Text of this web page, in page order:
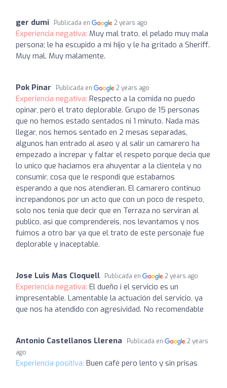
ger dumi Publicada en 2 years ago
Experiencia negativa: Muy mal trato, el pelado muy mala
persona; le ha escupido a mi hijo y le ha gritado a Sheriff.
Muy mal. Muy malamente.
Pok Pinar Publicada en 2 years ago
Experiencia negativa: Respecto a la comida no puedo
opinar, però el trato deplorable. Grupo de 15 personas
que no hemos estado sentados ni 1 minuto. Nada más
llegar, nos hemos sentado en 2 mesas separadas,
algunos han entrado al aseo y al salir un camarero ha
empezado a increpar y faltar el respeto porque decia que
lo unico que haciamos era ahuyentar a la clientela y no
consumir, cosa que le respondi que estabamos
esperando a que nos atendieran. El camarero continuo
increpandonos por un acto que con un poco de respeto,
solo nos tenia que decir que en Terraza no serviran al
publico, asi que comprendereis, nos levantamos y nos
fuimos a otro bar ya que el trato de este personaje fue
deplorable y inaceptable.
Jose Luis Mas Cloquell Publicada en 2 years ago
Experiencia negativa: El dueño i el servicio es un
impresentable. Lamentable la actuación del servicio, ya
que nos ha atendido con agresividad. No recomendable
Antonio Castellanos Llerena Publicada en
2 years
ago
Experiencia positiva: Buen café pero lento y sin prisas